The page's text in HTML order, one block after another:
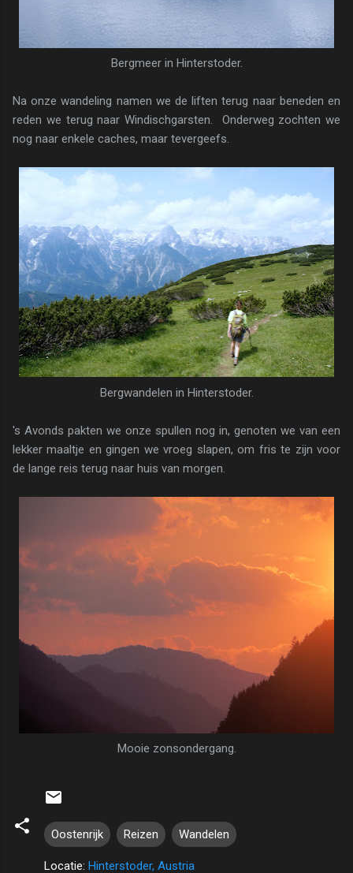
Bergmeer in Hinterstoder.
Na onze wandeling namen we de liften terug naar beneden en
reden we terug naar Windischgarsten. Onderweg zochten we
nog naar enkele caches, maar tevergeefs.
Bergwandelen in Hinterstoder.
's Avonds pakten we onze spullen nog in, genoten we van een
lekker maaltje en gingen we vroeg slapen, om fris te zijn voor
de lange reis terug naar huis van morgen.
Mooie zonsondergang.
Oostenrijk Reizen Wandelen
Locatie: Hinterstoder, Austria